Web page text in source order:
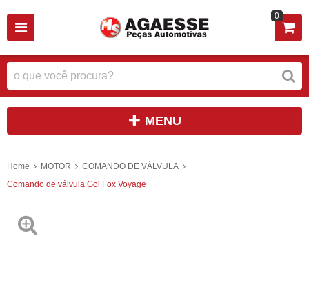
0
MENU
Home MOTOR
COMANDO DE VÁLVULA
Comando de válvula Gol Fox Voyage